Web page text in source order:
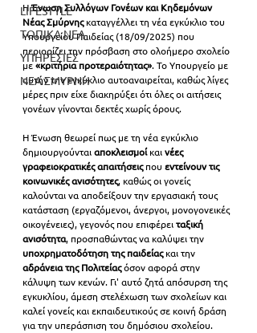
LIFESTYLE
ΤΟΠΙΚΑ ΝΕΑ
ΥΠΗΡΕΣΙΕΣ
ΝΕΑ ΣΜΥΡΝΗ
Η Ένωση Συλλόγων Γονέων και Κηδεμόνων
Νέας Σμύρνης καταγγέλλει τη νέα εγκύκλιο του
Υπουργείου Παιδείας (18/09/2025) που
περιορίζει την πρόσβαση στο ολοήμερο σχολείο
με «κριτήρια προτεραιότητας». Το Υπουργείο με
αυτήν την εγκύκλιο αυτοαναιρείται, καθώς λίγες
μέρες πριν είχε διακηρύξει ότι όλες οι αιτήσεις
γονέων γίνονται δεκτές χωρίς όρους.
Η Ένωση θεωρεί πως με τη νέα εγκύκλιο
δημιουργούνται αποκλεισμοί και νέες
γραφειοκρατικές απαιτήσεις που εντείνουν τις
κοινωνικές ανισότητες, καθώς οι γονείς
καλούνται να αποδείξουν την εργασιακή τους
κατάσταση (εργαζόμενοι, άνεργοι, μονογονεικές
οικογένειες), γεγονός που επιφέρει ταξική
ανισότητα, προσπαθώντας να καλύψει την
υποχρηματοδότηση της παιδείας και την
αδράνεια της Πολιτείας όσον αφορά στην
κάλυψη των κενών. Γι' αυτό ζητά απόσυρση της
εγκυκλίου, άμεση στελέχωση των σχολείων και
καλεί γονείς και εκπαιδευτικούς σε κοινή δράση
για την υπεράσπιση του δημόσιου σχολείου.